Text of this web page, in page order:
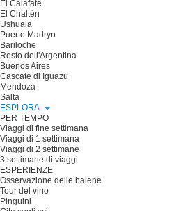
El Calafate
El Chaltén
Ushuaia
Puerto Madryn
Bariloche
Resto dell'Argentina
Buenos Aires
Cascate di Iguazu
Mendoza
Salta
ESPLORA
PER TEMPO
Viaggi di fine settimana
Viaggi di 1 settimana
Viaggi di 2 settimane
3 settimane di viaggi
ESPERIENZE
Osservazione delle balene
Tour del vino
Pinguini